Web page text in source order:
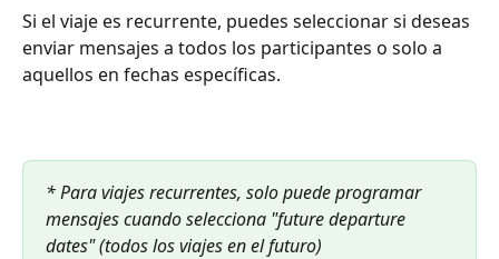
Si el viaje es recurrente, puedes seleccionar si deseas
enviar mensajes a todos los participantes o solo a
aquellos en fechas específicas.
* Para viajes recurrentes, solo puede programar
mensajes cuando selecciona "future departure
dates" (todos los viajes en el futuro)